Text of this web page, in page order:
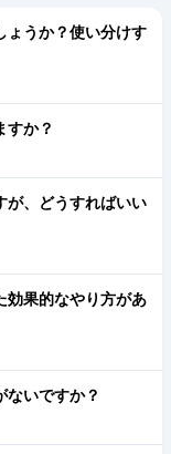
ょうか？使い分けす
すか？
が、どうすればいい
効果的なやり方があ
いですか？